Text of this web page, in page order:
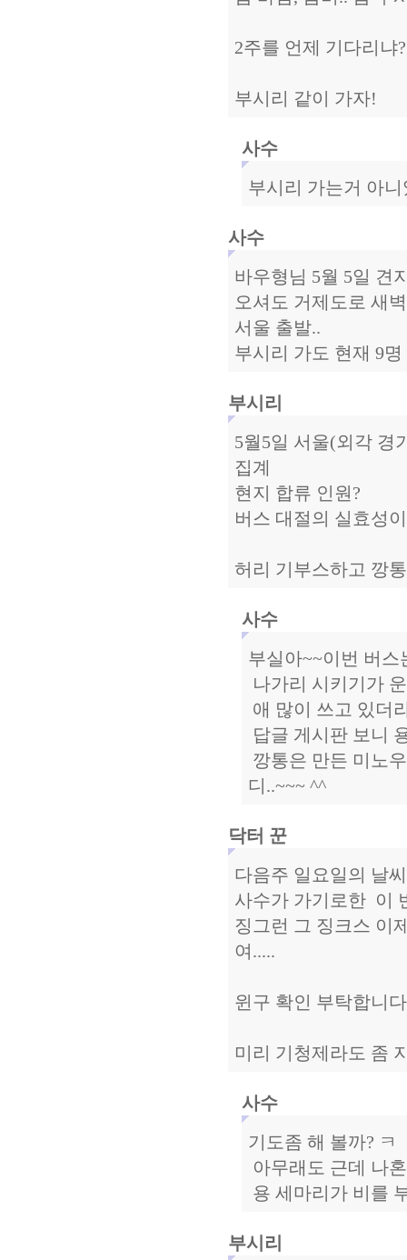
2주를 언제 기다리냐?
부시리 같이 가자!
사수
부시리 가는거 아니
사수
바우형님 5월 5일 견
오셔도 거제도로 새
서울 출발..
부시리 가도 현재 9명
부시리
5월5일 서울(외각 경
집계
현지 합류 인원?
버스 대절의 실효성
허리 기부스하고 깡
사수
부실아~~이번 버
나가리 시키기가
애 많이 쓰고 있더
답글 게시판 보니
깡통은 만든 미노
디..~~~ ^^
닥터 꾼
다음주 일요일의 날
사수가 가기로한 이
징그런 그 징크스 이
여.....
윈구 확인 부탁합니
미리 기청제라도 좀
사수
기도좀 해 볼까? ㅋ
아무래도 근데 나
용 세마리가 비를
부시리